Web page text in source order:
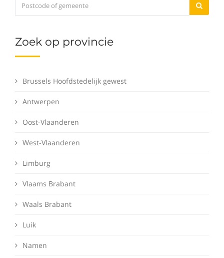
Zoek op provincie
Brussels Hoofdstedelijk gewest
Antwerpen
Oost-Vlaanderen
West-Vlaanderen
Limburg
Vlaams Brabant
Waals Brabant
Luik
Namen